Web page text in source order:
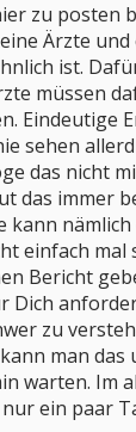
zu posten
Ärzte
ist.
müssen
Eindeutige
sehen
das nicht
das immer
kann
einfach mal
Bericht
Dich
zu
man das
warten. Im
ein paar